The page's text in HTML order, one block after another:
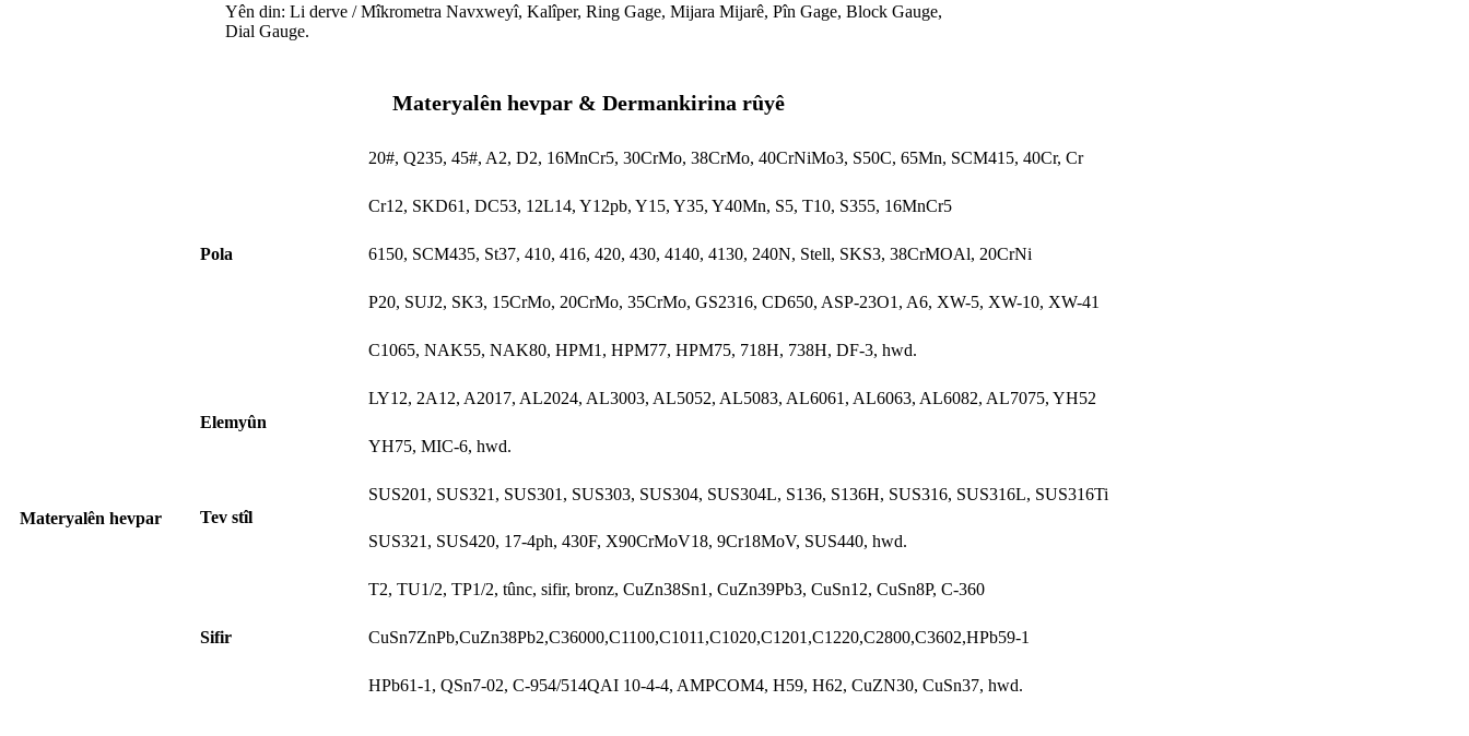
Yên din: Li derve / Mîkrometra Navxweyî, Kalîper, Ring Gage, Mijara Mijarê, Pîn Gage, Block Gauge,
Dial Gauge.
Materyalên hevpar & Dermankirina rûyê
Materyalên hevpar
Pola
20#, Q235, 45#, A2, D2, 16MnCr5, 30CrMo, 38CrMo, 40CrNiMo3, S50C, 65Mn, SCM415, 40Cr, Cr
Cr12, SKD61, DC53, 12L14, Y12pb, Y15, Y35, Y40Mn, S5, T10, S355, 16MnCr5
6150, SCM435, St37, 410, 416, 420, 430, 4140, 4130, 240N, Stell, SKS3, 38CrMOAl, 20CrNi
P20, SUJ2, SK3, 15CrMo, 20CrMo, 35CrMo, GS2316, CD650, ASP-23O1, A6, XW-5, XW-10, XW-41
C1065, NAK55, NAK80, HPM1, HPM77, HPM75, 718H, 738H, DF-3, hwd.
Elemyûn
LY12, 2A12, A2017, AL2024, AL3003, AL5052, AL5083, AL6061, AL6063, AL6082, AL7075, YH52
YH75, MIC-6, hwd.
Tev stîl
SUS201, SUS321, SUS301, SUS303, SUS304, SUS304L, S136, S136H, SUS316, SUS316L, SUS316Ti
SUS321, SUS420, 17-4ph, 430F, X90CrMoV18, 9Cr18MoV, SUS440, hwd.
Sifir
T2, TU1/2, TP1/2, tûnc, sifir, bronz, CuZn38Sn1, CuZn39Pb3, CuSn12, CuSn8P, C-360
CuSn7ZnPb,CuZn38Pb2,C36000,C1100,C1011,C1020,C1201,C1220,C2800,C3602,HPb59-1
HPb61-1, QSn7-02, C-954/514QAI 10-4-4, AMPCOM4, ​​H59, H62, CuZN30, CuSn37, hwd.